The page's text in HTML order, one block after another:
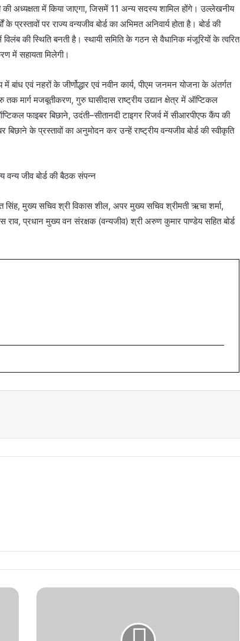
की अध्यक्षता में किया जाएगा, जिसमें 11 अन्य सदस्य शामिल होंगे। उल्लेखनीय
के प्रस्तावों पर राज्य वन्यजीव बोर्ड का अभिमत अनिवार्य होता है। बोर्ड की
की स्थिति बनती है। स्थायी समिति के गठन से वैधानिक मंजूरियों के त्वरित
में सहायता मिलेगी।
बांध एवं नहरों के जीर्णोद्धार एवं नवीन कार्य, पीएम जनमन योजना के अंतर्गत
मार्ग मजबूतीकरण, गुरु घासीदास राष्ट्रीय उद्यान क्षेत्र में ऑप्टिकल
फाइबर बिछाने, उदंती–सीतानदी टाइगर रिजर्व में सीआरपीएफ कैंप की
के प्रस्तावों का अनुमोदन कर उन्हें राष्ट्रीय वन्यजीव बोर्ड की स्वीकृति
सिंह, मुख्य सचिव श्री विकास शील, अपर मुख्य सचिव श्रीमती ऋचा शर्मा,
प्रधान मुख्य वन संरक्षक (वन्यजीव) श्री अरुण कुमार पाण्डेय सहित बोर्ड